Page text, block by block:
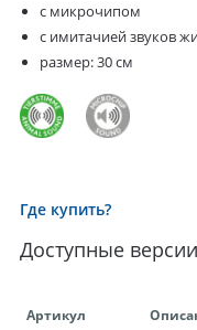
с микрочипом
с имитачией звуков
размер: 30 см
Где купить?
Доступные версии
Артикул